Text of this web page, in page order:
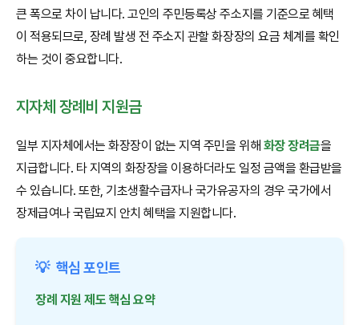
큰 폭으로 차이 납니다. 고인의 주민등록상 주소지를 기준으로 혜택
이 적용되므로, 장례 발생 전 주소지 관할 화장장의 요금 체계를 확인
하는 것이 중요합니다.
지자체 장례비 지원금
일부 지자체에서는 화장장이 없는 지역 주민을 위해 화장 장려금을
지급합니다. 타 지역의 화장장을 이용하더라도 일정 금액을 환급받을
수 있습니다. 또한, 기초생활수급자나 국가유공자의 경우 국가에서
장제급여나 국립묘지 안치 혜택을 지원합니다.
💡 핵심 포인트
장례 지원 제도 핵심 요약